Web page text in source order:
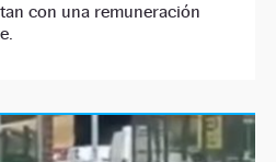
con una remuneración